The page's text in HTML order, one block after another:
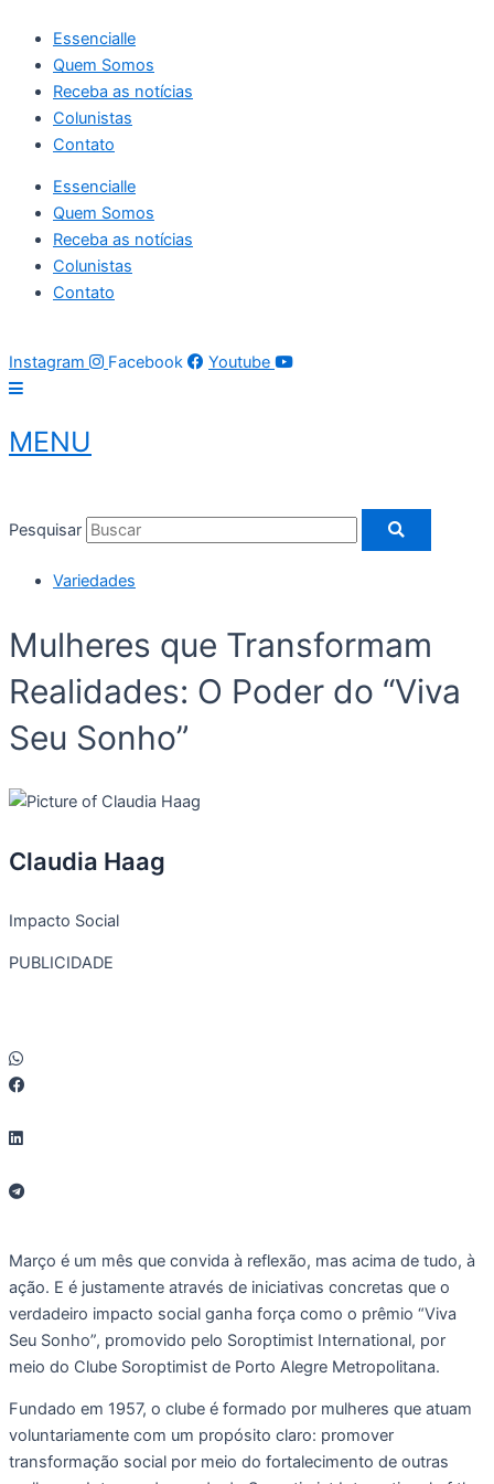
para
conteúdo
Essencialle
Quem Somos
Receba as notícias
Colunistas
Contato
Essencialle
Quem Somos
Receba as notícias
Colunistas
Contato
Instagram
Facebook Youtube
MENU
Pesquisar
Variedades
Mulheres que Transformam
Realidades: O Poder do “Viva
Seu Sonho”
Claudia Haag
Impacto Social
PUBLICIDADE
Março é um mês que convida à reflexão, mas acima de tudo, à
ação. E é justamente através de iniciativas concretas que o
verdadeiro impacto social ganha força como o prêmio “Viva
Seu Sonho”, promovido pelo Soroptimist International, por
meio do Clube Soroptimist de Porto Alegre Metropolitana.
Fundado em 1957, o clube é formado por mulheres que atuam
voluntariamente com um propósito claro: promover
transformação social por meio do fortalecimento de outras